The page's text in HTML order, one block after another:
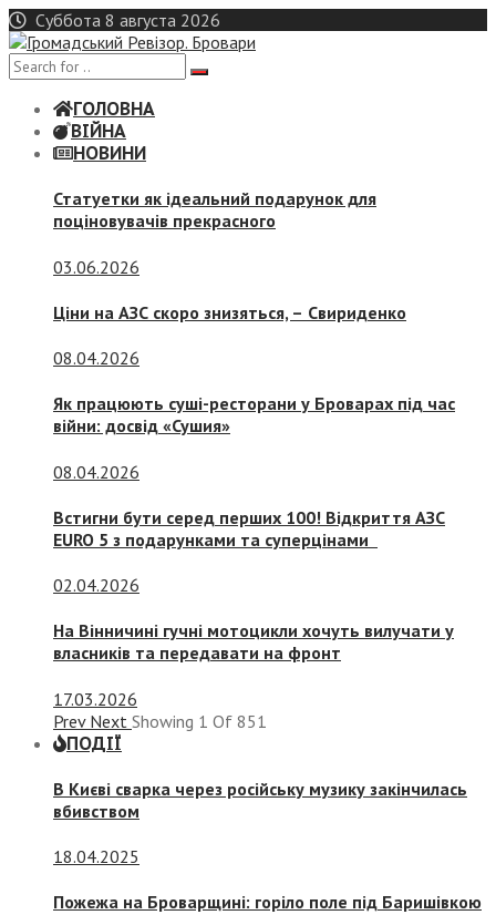
Skip
to
content
Суббота 8 августа 2026
ГОЛОВНА
ВІЙНА
НОВИНИ
Статуетки як ідеальний подарунок для
поціновувачів прекрасного
03.06.2026
Ціни на АЗС скоро знизяться, – Свириденко
08.04.2026
Як працюють суші-ресторани у Броварах під час
війни: досвід «Сушия»
08.04.2026
Встигни бути серед перших 100! Відкриття АЗС
EURO 5 з подарунками та суперцінами
02.04.2026
На Вінничині гучні мотоцикли хочуть вилучати у
власників та передавати на фронт
17.03.2026
Prev Next Showing 1 Of 851
ПОДІЇ
В Києві сварка через російську музику закінчилась
вбивством
18.04.2025
Пожежа на Броварщині: горіло поле під Баришівкою